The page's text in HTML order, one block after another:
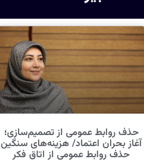
حذف روابط عمومی از تصمیم‌سازی؛
آغاز بحران اعتماد/ هزینه‌های سنگین
حذف روابط عمومی از اتاق فکر